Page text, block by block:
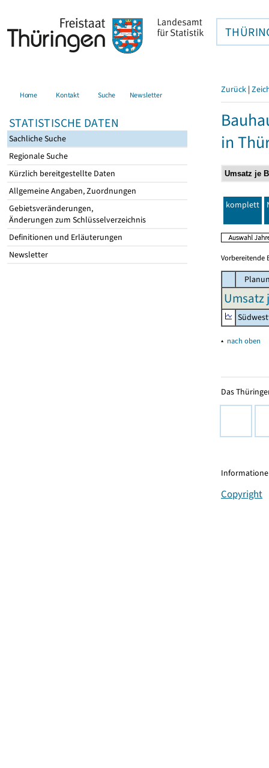
Home Kontakt Suche Newsletter
STATISTISCHE DATEN
Sachliche Suche
Regionale Suche
Kürzlich bereitgestellte Daten
Allgemeine Angaben, Zuordnungen
Gebietsveränderungen,
Änderungen zum Schlüsselverzeichnis
Definitionen und Erläuterungen
Newsletter
Zurück |
in
komplett
Vorbereitende
Umsatz
▴ nach oben
Das
Copyright